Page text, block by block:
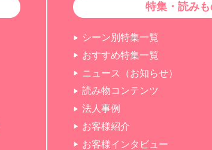
特集・読み
シーン別特集一覧
おすすめ特集一覧
ニュース（お知らせ）
読み物コンテンツ
法人事例
お客様紹介
お客様インタビュー